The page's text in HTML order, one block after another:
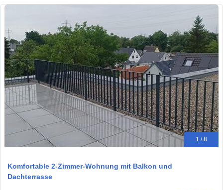
1 / 8
Komfortable 2-Zimmer-Wohnung mit Balkon und
Dachterrasse